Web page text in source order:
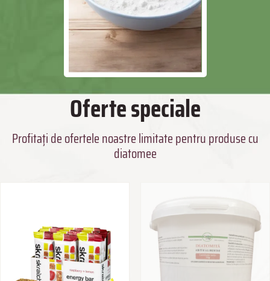
Oferte speciale
Profitați de ofertele noastre limitate pentru produse cu
diatomee
epuizat